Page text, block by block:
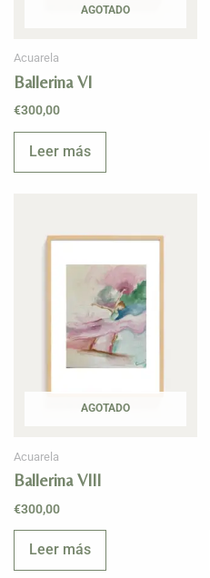
AGOTADO
Acuarela
Ballerina VI
€300,00
Leer más
AGOTADO
Acuarela
Ballerina VIII
€300,00
Leer más